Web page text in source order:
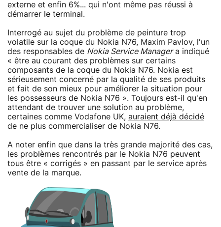
externe et enfin 6%... qui n'ont même pas réussi à
démarrer le terminal.
Interrogé au sujet du problème de peinture trop
volatile sur la coque du Nokia N76, Maxim Pavlov, l'un
des responsables de Nokia Service Managera indiqué
« être au courant des problèmes sur certains
composants de la coque du Nokia N76. Nokia est
sérieusement concerné par la qualité de ses produits
et fait de son mieux pour améliorer la situation pour
les possesseurs de Nokia N76 ». Toujours est-il qu'en
attendant de trouver une solution au problème,
certaines comme Vodafone UK, auraient déjà décidé
de ne plus commercialiser de Nokia N76.
A noter enfin que dans la très grande majorité des cas,
les problèmes rencontrés par le Nokia N76 peuvent
tous être « corrigés » en passant par le service après
vente de la marque.